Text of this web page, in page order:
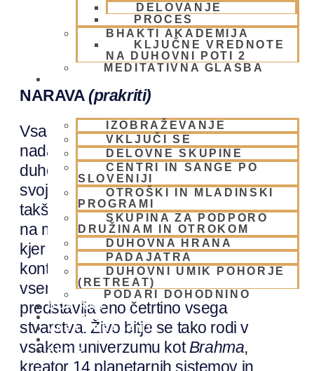
DELOVANJE
PROCES
BHAKTI AKADEMIJA
KLJUČNE VREDNOTE
NA DUHOVNI POTI 2
MEDITATIVNA GLASBA
IZOBRAŽEVANJE
VKLJUČI SE
DELOVNE SKUPINE
CENTRI IN SANGE PO
SLOVENIJI
OTROŠKI IN MLADINSKI
PROGRAMI
SKUPINA ZA PODPORO
DRUŽINAM IN OTROKOM
DUHOVNA HRANA
PADAJATRA
DUHOVNI UMIK POHORJE
(RETREAT)
PODARI DOHODNINO
DONIRAJ
KOLEDAR
VAŠA VPRAŠANJA
PIŠI NAM
BLOG
NARAVA
NARAVA(prakriti)
Vsako živo bitje se lahko odloči, da
nadaljuje s služenjem Boga v
duhovnem svetu ali pa se poda na
svojo neodvisno pot. Zavoljo izpolnitve
takšnih želja Bog vsak trenutek kreira
na milijone materialnih univerzumov,
kjer lahko živo bitje izpolni tendenco
kontrolorja in uživalca. Materialni svet z
vsemi različno velikimi univerzumi tako
predstavlja eno četrtino vsega
stvarstva. Živo bitje se tako rodi v
vsakem univerzumu kotBrahma,
kreator 14 planetarnih sistemov in